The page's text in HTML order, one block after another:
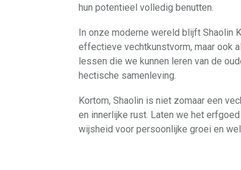
hun potentieel volledig benutten.
In onze moderne wereld blijft Shaolin
effectieve vechtkunstvorm, maar ook
lessen die we kunnen leren van de
hectische samenleving.
Kortom, Shaolin is niet zomaar een
en innerlijke rust. Laten we het
wijsheid voor persoonlijke groei en